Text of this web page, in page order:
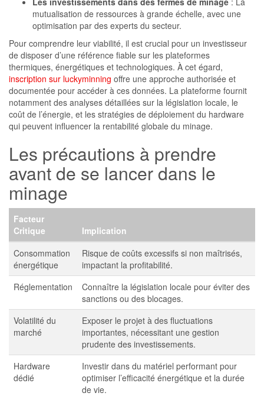
mutualisation de ressources à grande échelle, avec une
optimisation par des experts du secteur.
Pour comprendre leur viabilité, il est crucial pour un investisseur
de disposer d’une référence fiable sur les plateformes
thermiques, énergétiques et technologiques. À cet égard,
inscription sur luckyminning offre une approche authorisée et
documentée pour accéder à ces données. La plateforme fournit
notamment des analyses détaillées sur la législation locale, le
coût de l’énergie, et les stratégies de déploiement du hardware
qui peuvent influencer la rentabilité globale du minage.
Les précautions à prendre
avant de se lancer dans le
minage
Facteur
Critique
Implication
Consommation
énergétique
Risque de coûts excessifs si non maîtrisés,
impactant la profitabilité.
Réglementation
Connaître la législation locale pour éviter des
sanctions ou des blocages.
Volatilité du
marché
Exposer le projet à des fluctuations
importantes, nécessitant une gestion
prudente des investissements.
Hardware
dédié
Investir dans du matériel performant pour
optimiser l’efficacité énergétique et la durée
de vie.